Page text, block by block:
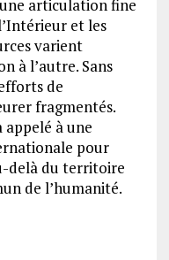
articulation fine
et les
varient
à l’autre. Sans
de
fragmentés.
à une
pour
delà du territoire
de l’humanité.